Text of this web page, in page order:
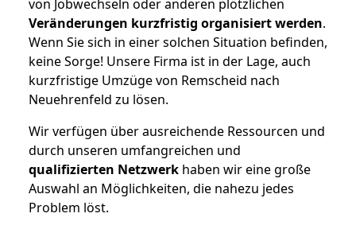
von Jobwechseln oder anderen plötzlichen
Veränderungen kurzfristig organisiert werden.
Wenn Sie sich in einer solchen Situation befinden,
keine Sorge! Unsere Firma ist in der Lage, auch
kurzfristige Umzüge von Remscheid nach
Neuehrenfeld zu lösen.
Wir verfügen über ausreichende Ressourcen und
durch unseren umfangreichen und
qualifizierten Netzwerk haben wir eine große
Auswahl an Möglichkeiten, die nahezu jedes
Problem löst.